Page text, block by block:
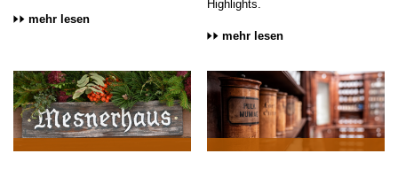
mehr lesen
Highlights.
mehr lesen